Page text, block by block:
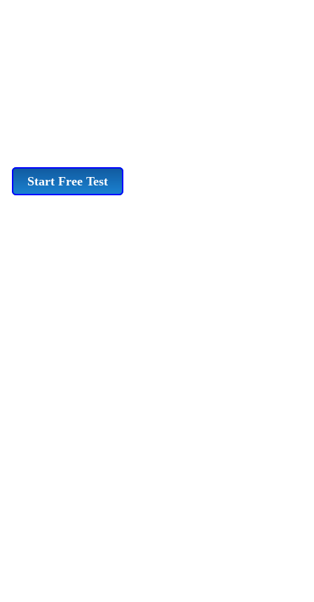
Start Free Test